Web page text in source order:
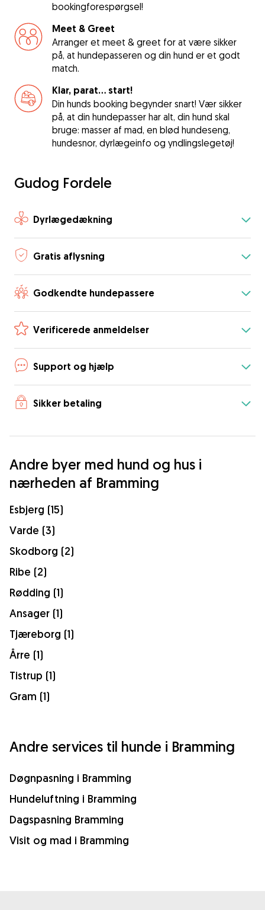
bookingforespørgsel!
Meet & Greet
Arranger et meet & greet for at være sikker
på, at hundepasseren og din hund er et godt
match.
Klar, parat... start!
Din hunds booking begynder snart! Vær sikker
på, at din hundepasser har alt, din hund skal
bruge: masser af mad, en blød hundeseng,
hundesnor, dyrlægeinfo og yndlingslegetøj!
Gudog Fordele
Dyrlægedækning
Gratis aflysning
Godkendte hundepassere
Verificerede anmeldelser
Support og hjælp
Sikker betaling
Andre byer med hund og hus i
nærheden af Bramming
Esbjerg (15)
Varde (3)
Skodborg (2)
Ribe (2)
Rødding (1)
Ansager (1)
Tjæreborg (1)
Årre (1)
Tistrup (1)
Gram (1)
Andre services til hunde i Bramming
Døgnpasning i Bramming
Hundeluftning i Bramming
Dagspasning Bramming
Visit og mad i Bramming